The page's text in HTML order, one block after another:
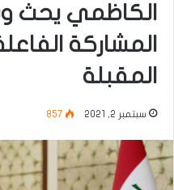
الكاظمي يحث
المشاركة
المقبلة
سبتمبر 2, 2021 857